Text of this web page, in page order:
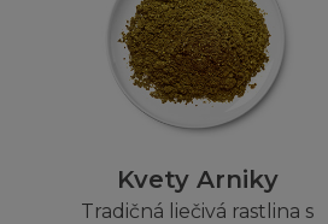
Kvety Arniky
Tradičná liečivá rastlina s
prodejnosti,
nebo práva třetí
na Stránce a
že případné
vás